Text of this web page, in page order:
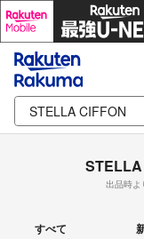
STELLA
出品時よ
すべて